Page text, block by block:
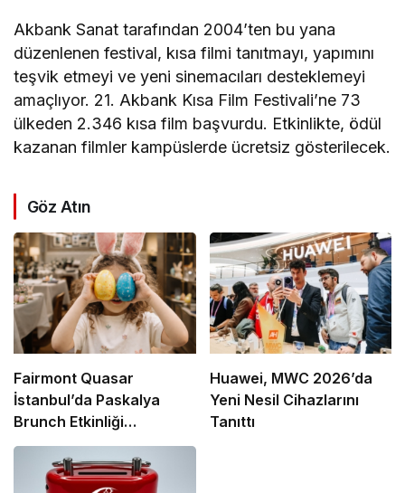
Akbank Sanat tarafından 2004’ten bu yana
düzenlenen festival, kısa filmi tanıtmayı, yapımını
teşvik etmeyi ve yeni sinemacıları desteklemeyi
amaçlıyor. 21. Akbank Kısa Film Festivali’ne 73
ülkeden 2.346 kısa film başvurdu. Etkinlikte, ödül
kazanan filmler kampüslerde ücretsiz gösterilecek.
Göz Atın
Fairmont Quasar
İstanbul’da Paskalya
Brunch Etkinliği
Düzenlenecek
Huawei, MWC 2026’da
Yeni Nesil Cihazlarını
Tanıttı